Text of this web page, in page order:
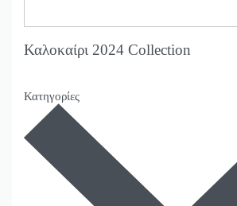
Κατηγορίες
Καλοκαίρι 2024 Collection